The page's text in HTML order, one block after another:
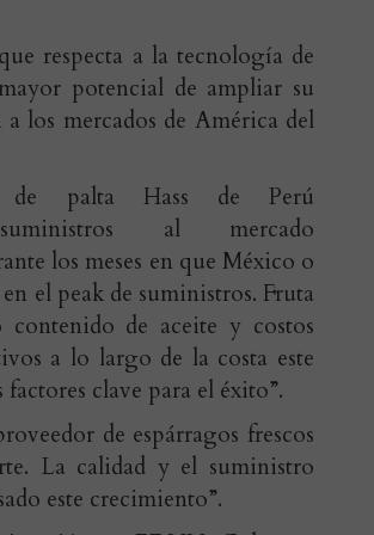
respecta a la tecnología de
potencial de ampliar su
los mercados de América del
de palta Hass de Perú
al mercado
los meses en que México o
el peak de suministros. Fruta
contenido de aceite y costos
a lo largo de la costa este
clave para el éxito”.
de espárragos frescos
La calidad y el suministro
este crecimiento”.